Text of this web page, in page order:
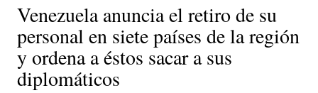
Venezuela anuncia el retiro de su
personal en siete países de la región
y ordena a éstos sacar a sus
diplomáticos